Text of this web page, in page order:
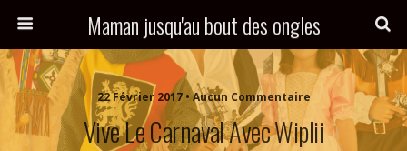
Maman jusqu'au bout des ongles
22 Février 2017 • Aucun Commentaire
Vive Le Carnaval Avec Wiplii